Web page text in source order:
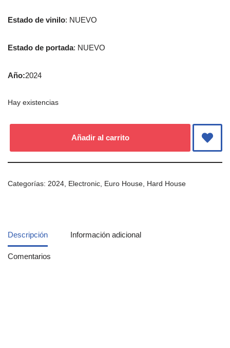
Estado de vinilo: NUEVO
Estado de portada: NUEVO
Año:2024
Hay existencias
Añadir al carrito
Categorías: 2024 Electronic Euro House Hard House
Descripción Información adicional
Comentarios